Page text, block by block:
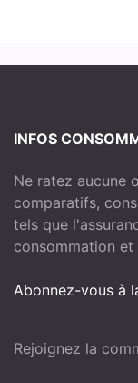
INFOS
Ne ratez aucune
comparatifs,
tels que
consommation et
Abonnez-vous à
Rejoignez la